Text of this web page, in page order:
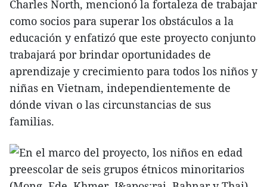
Charles North, mencionó la fortaleza de trabajar
como socios para superar los obstáculos a la
educación y enfatizó que este proyecto conjunto
trabajará por brindar oportunidades de
aprendizaje y crecimiento para todos los niños y
niñas en Vietnam, independientemente de
dónde vivan o las circunstancias de sus
familias.